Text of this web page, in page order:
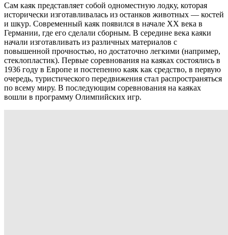
Сам каяк представляет собой одноместную лодку, которая
исторически изготавливалась из останков животных — костей
и шкур. Современный каяк появился в начале XX века в
Германии, где его сделали сборным. В середине века каяки
начали изготавливать из различных материалов с
повышенной прочностью, но достаточно легкими (например,
стеклопластик). Первые соревнования на каяках состоялись в
1936 году в Европе и постепенно каяк как средство, в первую
очередь, туристического передвижения стал распространяться
по всему миру. В последующим соревнования на каяках
вошли в программу Олимпийских игр.